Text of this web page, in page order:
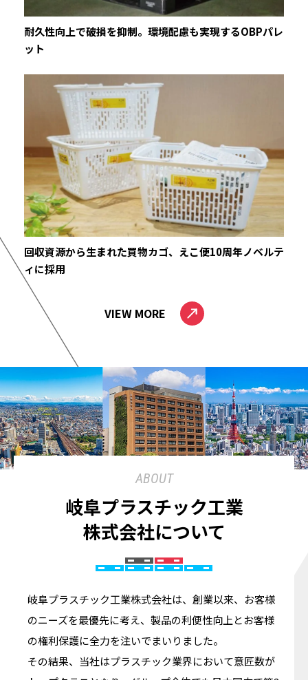
耐久性向上で破損を抑制。環境配慮も実現するOBPパレ
ット
回収資源から生まれた買物カゴ、えこ便10周年ノベルテ
ィに採用
VIEW MORE
ABOUT
岐阜プラスチック工業
株式会社について
岐阜プラスチック工業株式会社は、創業以来、お客様
のニーズを最優先に考え、製品の利便性向上とお客様
の権利保護に全力を注いでまいりました。
その結果、当社はプラスチック業界において意匠数が